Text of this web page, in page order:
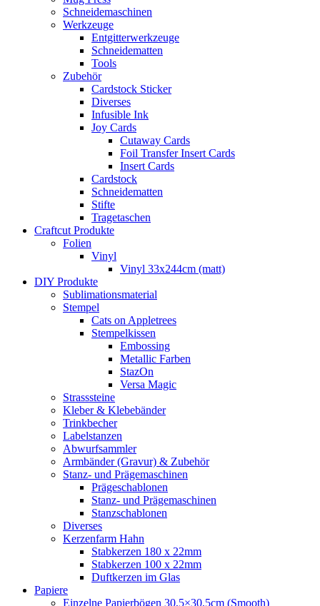
Schneidemaschinen
Werkzeuge
Entgitterwerkzeuge
Schneidematten
Tools
Zubehör
Cardstock Sticker
Diverses
Infusible Ink
Joy Cards
Cutaway Cards
Foil Transfer Insert Cards
Insert Cards
Cardstock
Schneidematten
Stifte
Tragetaschen
Craftcut Produkte
Folien
Vinyl
Vinyl 33x244cm (matt)
DIY Produkte
Sublimationsmaterial
Stempel
Cats on Appletrees
Stempelkissen
Embossing
Metallic Farben
StazOn
Versa Magic
Strasssteine
Kleber & Klebebänder
Trinkbecher
Labelstanzen
Abwurfsammler
Armbänder (Gravur) & Zubehör
Stanz- und Prägemaschinen
Prägeschablonen
Stanz- und Prägemaschinen
Stanzschablonen
Diverses
Kerzenfarm Hahn
Stabkerzen 180 x 22mm
Stabkerzen 100 x 22mm
Duftkerzen im Glas
Papiere
Einzelne Papierbögen 30,5×30,5cm (Smooth)